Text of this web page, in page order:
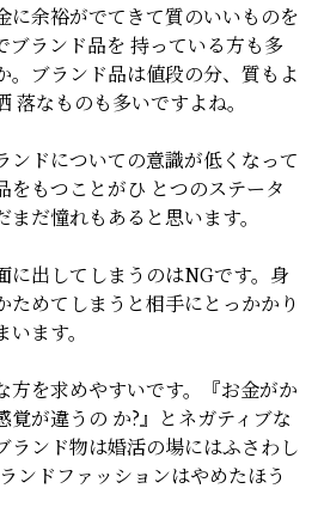
に余裕がでてきて質のいいものを
ブランド品を 持っている方も多
。ブランド品は値段の分、質もよ
落なものも多いですよね。
ンドについての意識が低くなって
をもつことがひ とつのステータ
だ憧れもあると思います。
に出してしまうのはNGです。身
ためてしまうと相手にとっかかり
ます。
方を求めやすいです。『お金がか
覚が違うの か?』とネガティブな
ランド物は婚活の場にはふさわし
ンドファッションはやめたほう